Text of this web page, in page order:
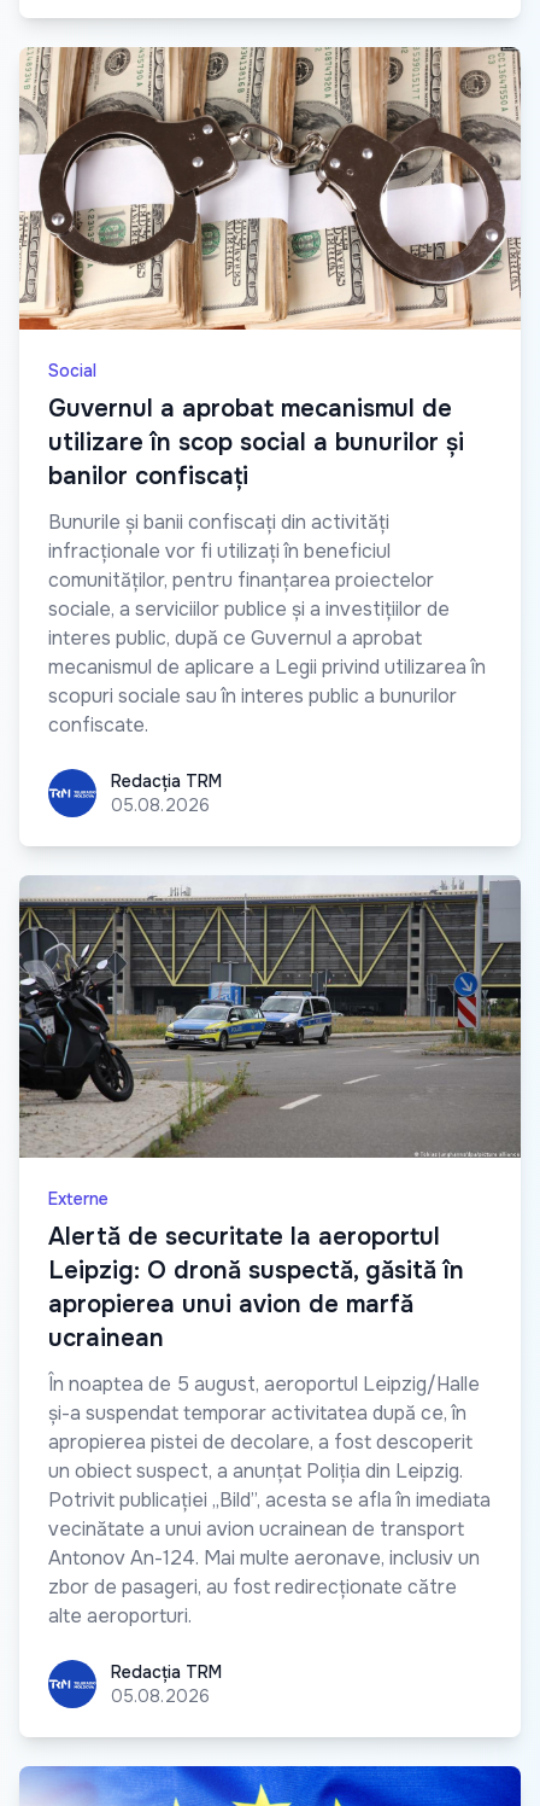
Social
Guvernul a aprobat mecanismul de
utilizare în scop social a bunurilor și
banilor confiscați
Bunurile și banii confiscați din activități
infracționale vor fi utilizați în beneficiul
comunităților, pentru finanțarea proiectelor
sociale, a serviciilor publice și a investițiilor de
interes public, după ce Guvernul a aprobat
mecanismul de aplicare a Legii privind utilizarea în
scopuri sociale sau în interes public a bunurilor
confiscate.
Redacția TRM
Redacția TRM
05.08.2026
Externe
Alertă de securitate la aeroportul
Leipzig: O dronă suspectă, găsită în
apropierea unui avion de marfă
ucrainean
În noaptea de 5 august, aeroportul Leipzig/Halle
și-a suspendat temporar activitatea după ce, în
apropierea pistei de decolare, a fost descoperit
un obiect suspect, a anunțat Poliția din Leipzig.
Potrivit publicației „Bild”, acesta se afla în imediata
vecinătate a unui avion ucrainean de transport
Antonov An-124. Mai multe aeronave, inclusiv un
zbor de pasageri, au fost redirecționate către
alte aeroporturi.
Redacția TRM
Redacția TRM
05.08.2026